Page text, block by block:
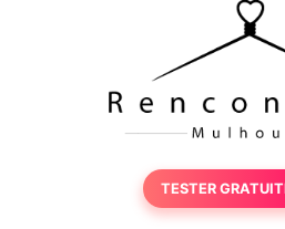
TESTER